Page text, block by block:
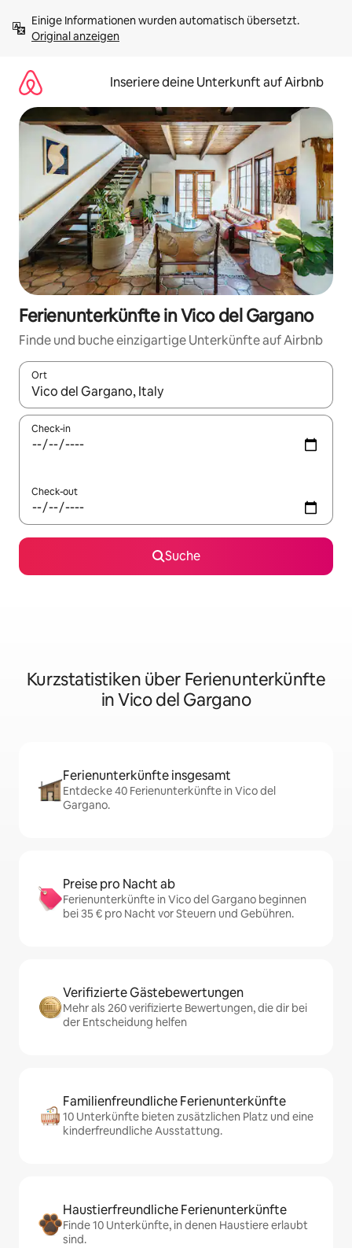
Inhalten
springenOriginal anzeigen
Inseriere deine Unterkunft auf Airbnb
Ferienunterkünfte in Vico del Gargano
Finde und buche einzigartige Unterkünfte auf Airbnb
Ort
Wenn Ergebnisse verfügbar sind, navigiere mit den
Check-in
Check-out
Suche
Kurzstatistiken über Ferienunterkünfte
in Vico del Gargano
Ferienunterkünfte insgesamt
Entdecke 40 Ferienunterkünfte in Vico del
Gargano.
Preise pro Nacht ab
Ferienunterkünfte in Vico del Gargano beginnen
bei 35 € pro Nacht vor Steuern und Gebühren.
Verifizierte Gästebewertungen
Mehr als 260 verifizierte Bewertungen, die dir bei
der Entscheidung helfen
Familienfreundliche Ferienunterkünfte
10 Unterkünfte bieten zusätzlichen Platz und eine
kinderfreundliche Ausstattung.
Haustierfreundliche Ferienunterkünfte
Finde 10 Unterkünfte, in denen Haustiere erlaubt
sind.